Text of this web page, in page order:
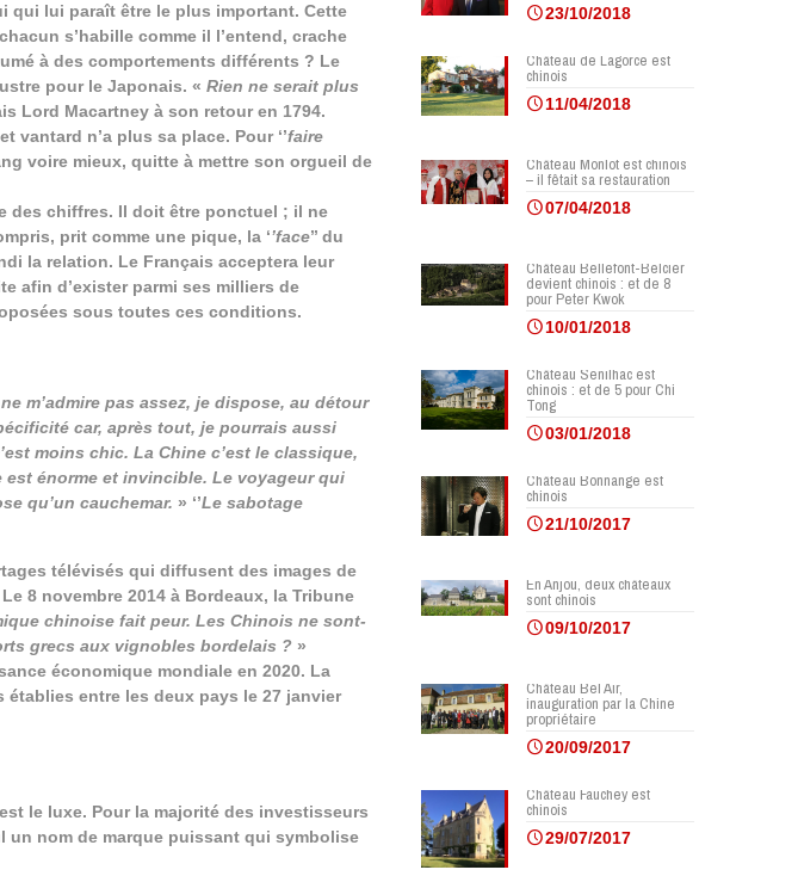
qui lui paraît être le plus important. Cette
s’habille comme il l’entend, crache
à des comportements différents ? Le
pour le Japonais. «Rien ne serait plus
Lord Macartney à son retour en 1794.
n’a plus sa place. Pour ‘’faire
voire mieux, quitte à mettre son orgueil de
des chiffres. Il doit être ponctuel ; il ne
prit comme une pique, la ‘’face’’ du
la relation. Le Français acceptera leur
afin d’exister parmi ses milliers de
sous toutes ces conditions.
m’admire pas assez, je dispose, au détour
car, après tout, je pourrais aussi
moins chic. La Chine c’est le classique,
énorme et invincible. Le voyageur qui
qu’un cauchemar. » ‘’Le sabotage
télévisés qui diffusent des images de
8 novembre 2014 à Bordeaux, la Tribune
chinoise fait peur. Les Chinois ne sont-
grecs aux vignobles bordelais ? »
économique mondiale en 2020. La
entre les deux pays le 27 janvier
le luxe. Pour la majorité des investisseurs
nom de marque puissant qui symbolise
23/10/2018
Château de Lagorce est
chinois
11/04/2018
Château Monlot est chinois
– il fêtait sa restauration
07/04/2018
Château Bellefont-Belcier
devient chinois : et de 8
pour Peter Kwok
10/01/2018
Château Senilhac est
chinois : et de 5 pour Chi
Tong
03/01/2018
Château Bonnange est
chinois
21/10/2017
En Anjou, deux châteaux
sont chinois
09/10/2017
Château Bel Air,
inauguration par la Chine
propriétaire
20/09/2017
Château Fauchey est
chinois
29/07/2017